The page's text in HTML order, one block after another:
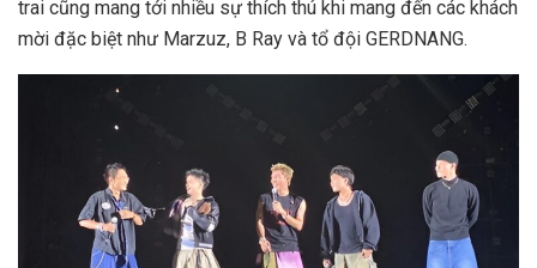
trai cũng mang tới nhiều sự thích thú khi mang đến các khách
mời đặc biệt như Marzuz, B Ray và tổ đội GERDNANG.